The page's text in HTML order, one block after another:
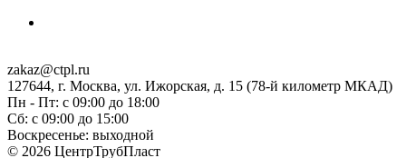
zakaz@ctpl.ru
127644, г. Москва, ул. Ижорская, д. 15 (78-й километр МКАД)
Пн - Пт: с 09:00 до 18:00
Сб: с 09:00 до 15:00
Воскресенье: выходной
© 2026 ЦентрТрубПласт